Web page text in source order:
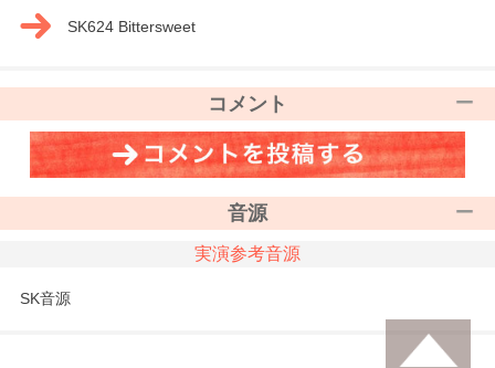
SK624 Bittersweet
コメント
音源
実演参考音源
SK音源